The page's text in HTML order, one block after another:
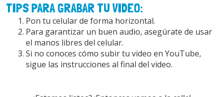
TIPS PARA GRABAR TU VIDEO:
Pon tu celular de forma horizontal.
Para garantizar un buen audio, asegúrate de usar
el manos libres del celular.
Si no conoces cómo subir tu video en YouTube,
sigue las instrucciones al final del video.